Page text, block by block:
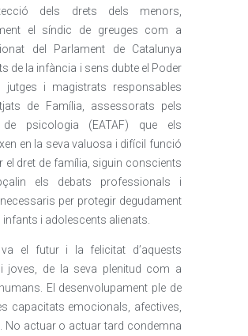
dels drets dels menors,
el síndic de greuges com a
del Parlament de Catalunya
de la infància i sens dubte el Poder
jutges i magistrats responsables
de Família, assessorats pels
de psicologia (EATAF) que els
en la seva valuosa i difícil funció
el dret de família, siguin conscients
els debats professionals i
per protegir degudament
infants i adolescents alienats.
el futur i la felicitat d’aquests
joves, de la seva plenitud com a
El desenvolupament ple de
capacitats emocionals, afectives,
No actuar o actuar tard condemna